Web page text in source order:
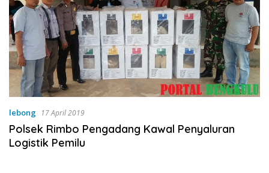
lebong 17 April 2019
Polsek Rimbo Pengadang Kawal Penyaluran
Logistik Pemilu